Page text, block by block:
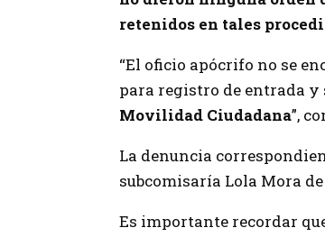
retenidos en tales
“El oficio apócrifo no se
para registro de entrada y
Movilidad Ciudadana”,
La denuncia
subcomisaría Lola Mora
Es importante recordar